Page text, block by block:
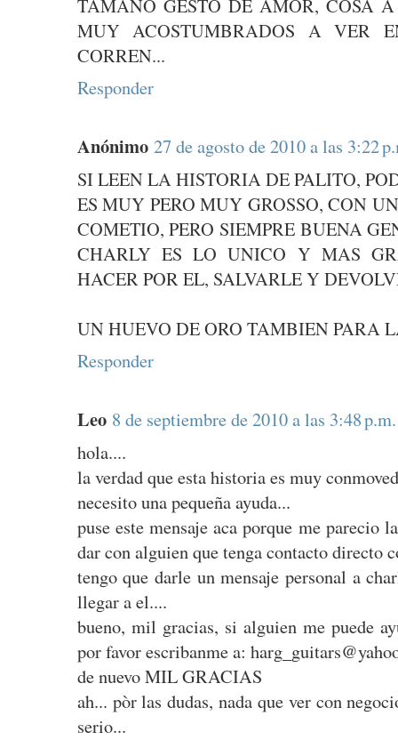
TAMAÑO GESTO DE AMOR, COSA
MUY ACOSTUMBRADOS A VER
CORREN...
Responder
Anónimo 27 de agosto de 2010 a las 3:22
SI LEEN LA HISTORIA DE PALITO,
ES MUY PERO MUY GROSSO, CON
COMETIO, PERO SIEMPRE BUENA
CHARLY ES LO UNICO Y MAS
HACER POR EL, SALVARLE Y
UN HUEVO DE ORO TAMBIEN PARA
Responder
Leo 8 de septiembre de 2010 a las 3:48 p.m.
hola....
la verdad que esta historia es muy
necesito una pequeña ayuda...
puse este mensaje aca porque me parecio
dar con alguien que tenga contacto directo
tengo que darle un mensaje personal a
llegar a el....
bueno, mil gracias, si alguien me puede
por favor escribanme a:
de nuevo MIL GRACIAS
ah... pòr las dudas, nada que ver con
serio...